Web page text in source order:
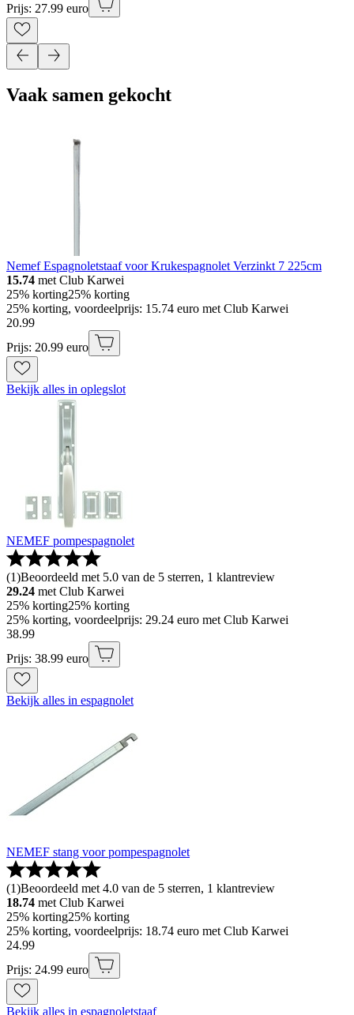
Prijs: 27.99 euro
Vaak samen gekocht
Nemef Espagnoletstaaf voor Krukespagnolet Verzinkt 7 225cm
15.74 met Club Karwei
25% korting25% korting
25% korting, voordeelprijs: 15.74 euro met Club Karwei
20.99
Prijs: 20.99 euro
Bekijk alles in oplegslot
NEMEF pompespagnolet
(1)Beoordeeld met 5.0 van de 5 sterren, 1 klantreview
29.24 met Club Karwei
25% korting25% korting
25% korting, voordeelprijs: 29.24 euro met Club Karwei
38.99
Prijs: 38.99 euro
Bekijk alles in espagnolet
NEMEF stang voor pompespagnolet
(1)Beoordeeld met 4.0 van de 5 sterren, 1 klantreview
18.74 met Club Karwei
25% korting25% korting
25% korting, voordeelprijs: 18.74 euro met Club Karwei
24.99
Prijs: 24.99 euro
Bekijk alles in espagnoletstaaf